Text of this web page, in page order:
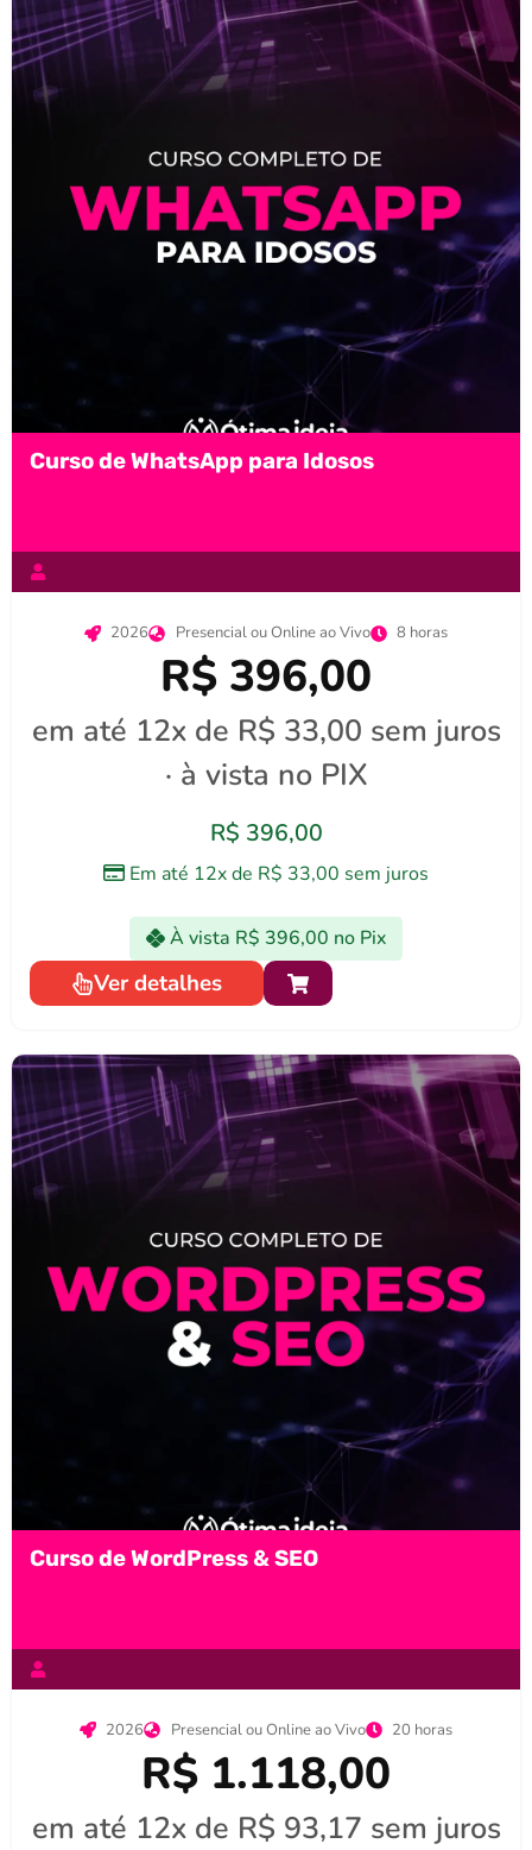
Curso de WhatsApp para Idosos
2026 Presencial ou Online ao Vivo 8 horas
R$ 396,00
em até 12x de R$ 33,00 sem juros
· à vista no PIX
R$ 396,00
Em até 12x de R$ 33,00 sem juros
À vista R$ 396,00 no Pix
Ver detalhes
Curso de WordPress & SEO
2026 Presencial ou Online ao Vivo 20 horas
R$ 1.118,00
em até 12x de R$ 93,17 sem juros